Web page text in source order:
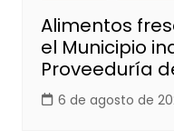
Alimentos
el Municipio
Proveeduría
6 de agosto de